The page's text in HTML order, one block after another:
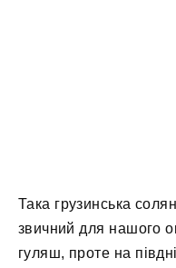
Така грузинська
звичний для нашого
гуляш, проте на